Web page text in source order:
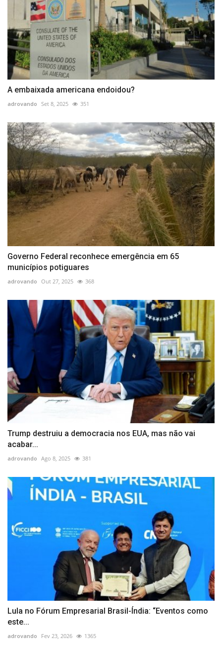
A embaixada americana endoidou?
adrovando Set 8, 2025 351
Governo Federal reconhece emergência em 65
municípios potiguares
adrovando Out 27, 2025 368
Trump destruiu a democracia nos EUA, mas não vai
acabar...
adrovando Ago 8, 2025 381
Lula no Fórum Empresarial Brasil-Índia: “Eventos como
este...
adrovando Fev 23, 2026 1365